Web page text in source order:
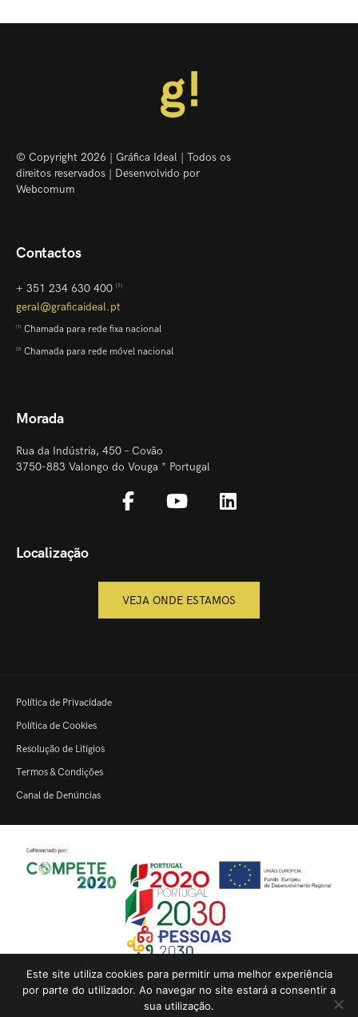
© Copyright 2026 | Gráfica Ideal | Todos os
direitos reservados | Desenvolvido por
Webcomum
Contactos
+ 351 234 630 400 [1]
geral@graficaideal.pt
[1] Chamada para rede fixa nacional
[2] Chamada para rede móvel nacional
Morada
Rua da Indústria, 450 – Covão
3750-883 Valongo do Vouga * Portugal
Localização
VEJA ONDE ESTAMOS
Política de Privacidade
Política de Cookies
Resolução de Litígios
Termos & Condições
Canal de Denúncias
Inovação Produtiva – 22364|Qualificação das PME |Inovação
Produtiva – 180876|Estágios Profissionais
Este site utiliza cookies para permitir uma melhor experiência
por parte do utilizador. Ao navegar no site estará a consentir a
sua utilização.